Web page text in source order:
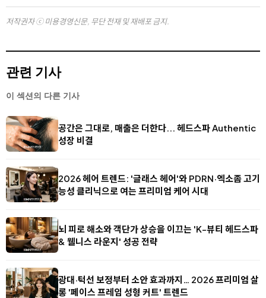
저작권자 ⓒ 미용경영신문, 무단 전재 및 재배포 금지.
관련 기사
이 섹션의 다른 기사
공간은 그대로, 매출은 더한다... 헤드스파 Authentic
성장 비결
2026 헤어 트렌드: '글래스 헤어'와 PDRN·엑소좀 고기
능성 클리닉으로 여는 프리미엄 케어 시대
뇌 피로 해소와 객단가 상승을 이끄는 'K-뷰티 헤드스파
& 웰니스 라운지' 성공 전략
광대·턱선 보정부터 소안 효과까지… 2026 프리미엄 살
롱 '페이스 프레임 성형 커트' 트렌드